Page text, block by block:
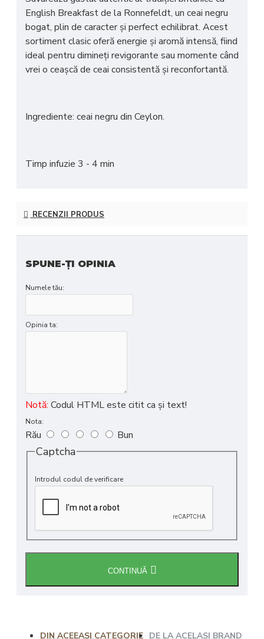
English Breakfast de la Ronnefeldt, un ceai negru
bogat, plin de caracter și perfect echilibrat. Acest
sortiment clasic oferăenergie și aromă intensă, fiind
ideal pentru dimineți revigorante sau momente când
vrei o ceașcă de ceai consistentă și reconfortantă.
Ingrediente: ceai negru din Ceylon.
Timp infuzie 3 - 4 min
RECENZII PRODUS
SPUNE-ŢI OPINIA
Numele tău:
Opinia ta:
Notă: Codul HTML este citit ca şi text!
Nota:
Rău Bun
Captcha
Introdul codul de verificare
CONTINUĂ
DIN ACEEASI CATEGORIE DE LA ACELASI BRAND